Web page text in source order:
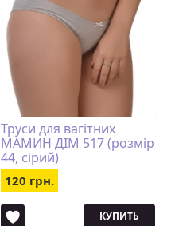
Труси для вагітних
МАМИН ДІМ 517 (розмір
44, сірий)
120 грн.
КУПИТЬ